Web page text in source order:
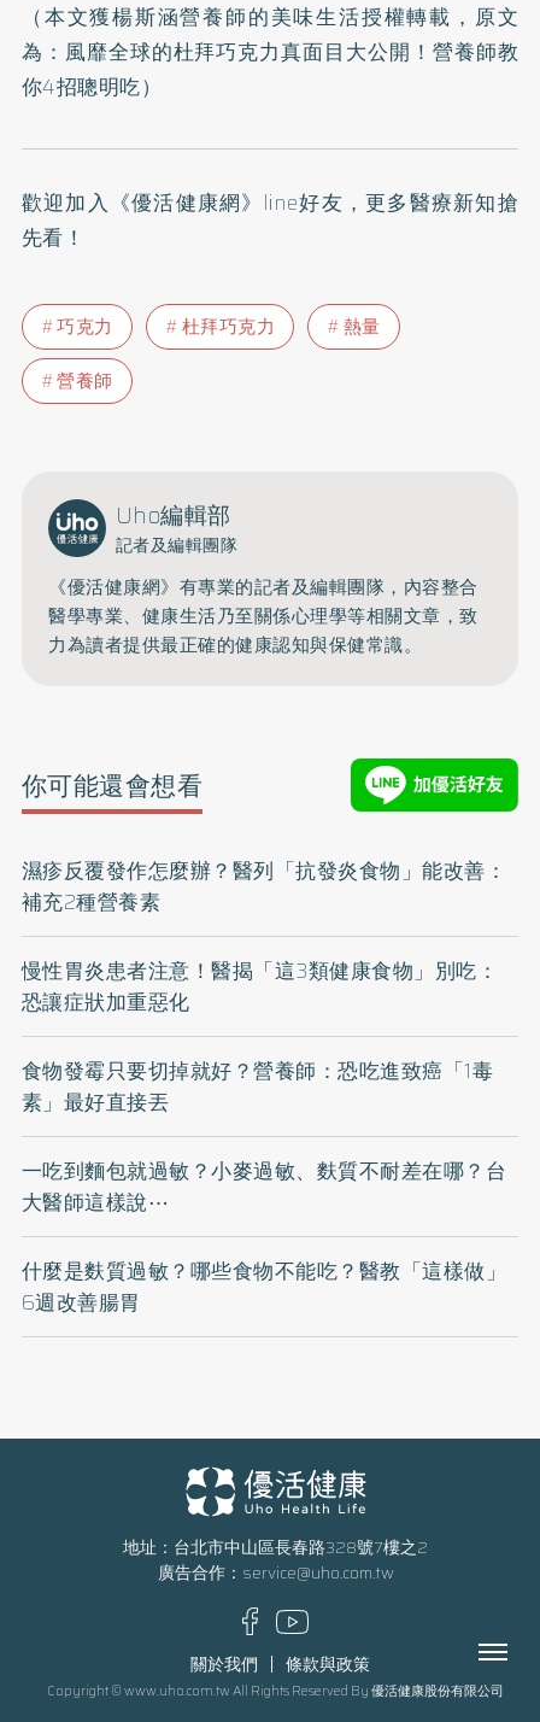
（本文獲楊斯涵營養師的美味生活授權轉載，原文
為： 風靡全球的杜拜巧克力真面目大公開！營養師教
你4招聰明吃）
歡迎加入 《優活健康網》line好友 ，更多醫療新知搶
先看！
巧克力 杜拜巧克力
熱量
營養師
Uho編輯部
記者及編輯團隊
《優活健康網》有專業的記者及編輯團隊，內容整合
醫學專業、健康生活乃至關係心理學等相關文章，致
力為讀者提供最正確的健康認知與保健常識。
你可能還會想看
濕疹反覆發作怎麼辦？醫列「抗發炎食物」能改善：
補充2種營養素
慢性胃炎患者注意！醫揭「這3類健康食物」別吃：
恐讓症狀加重惡化
食物發霉只要切掉就好？營養師：恐吃進致癌「1毒
素」最好直接丟
一吃到麵包就過敏？小麥過敏、麩質不耐差在哪？台
大醫師這樣說⋯
什麼是麩質過敏？哪些食物不能吃？醫教「這樣做」
6週改善腸胃
地址：台北市中山區長春路328號7樓之2
廣告合作： service@uho.com.tw
關於我們 條款與政策
Copyright © www.uho.com.tw All Rights Reserved By 優活健康股份有限公司
Menu